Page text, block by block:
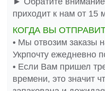
приходит к нам от 15
КОГДА ВЫ
• Мы отвозим заказы
Укрпочту ежедневно
• Если Вам пришел
времени, это значит